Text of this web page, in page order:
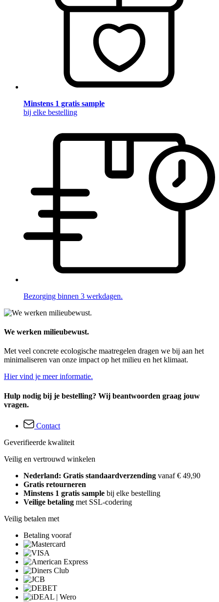
Minstens 1 gratis sample
bij elke bestelling
Bezorging binnen 3 werkdagen.
We werken milieubewust.
Met veel concrete ecologische maatregelen dragen we bij aan het
minimaliseren van onze impact op het milieu en het klimaat.
Hier vind je meer informatie.
Hulp nodig bij je bestelling? Wij beantwoorden graag jouw
vragen.
Contact
Geverifieerde kwaliteit
Veilig en vertrouwd winkelen
Nederland: Gratis standaardverzending vanaf € 49,90
Gratis retourneren
Minstens 1 gratis sample bij elke bestelling
Veilige betaling met SSL-codering
Veilig betalen met
Betaling vooraf